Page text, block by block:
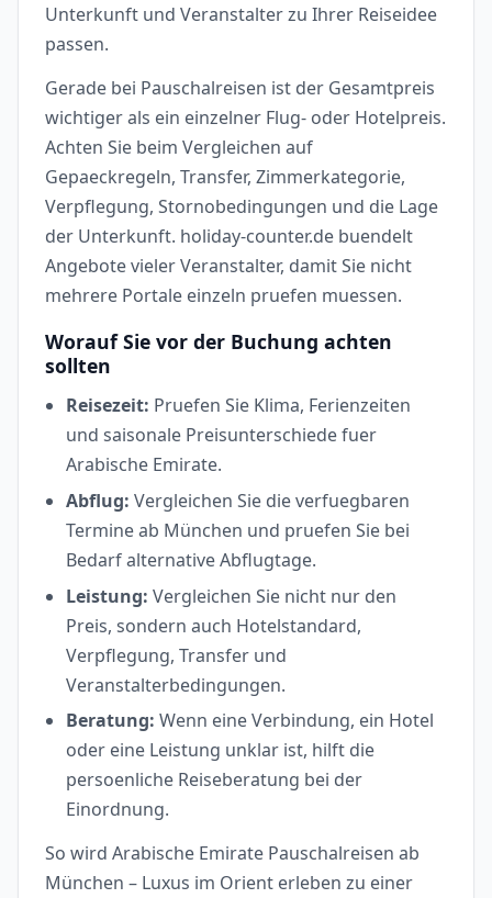
Unterkunft und Veranstalter zu Ihrer Reiseidee
passen.
Gerade bei Pauschalreisen ist der Gesamtpreis
wichtiger als ein einzelner Flug- oder Hotelpreis.
Achten Sie beim Vergleichen auf
Gepaeckregeln, Transfer, Zimmerkategorie,
Verpflegung, Stornobedingungen und die Lage
der Unterkunft. holiday-counter.de buendelt
Angebote vieler Veranstalter, damit Sie nicht
mehrere Portale einzeln pruefen muessen.
Worauf Sie vor der Buchung achten
sollten
Reisezeit: Pruefen Sie Klima, Ferienzeiten
und saisonale Preisunterschiede fuer
Arabische Emirate.
Abflug: Vergleichen Sie die verfuegbaren
Termine ab München und pruefen Sie bei
Bedarf alternative Abflugtage.
Leistung: Vergleichen Sie nicht nur den
Preis, sondern auch Hotelstandard,
Verpflegung, Transfer und
Veranstalterbedingungen.
Beratung: Wenn eine Verbindung, ein Hotel
oder eine Leistung unklar ist, hilft die
persoenliche Reiseberatung bei der
Einordnung.
So wird Arabische Emirate Pauschalreisen ab
München – Luxus im Orient erleben zu einer